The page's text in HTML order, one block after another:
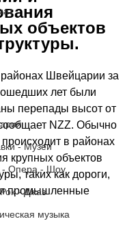
- Музеи
Опера - Шоу
- Джаз
музыка
объектов
Швейцарии за
лет были
перепады высот от
NZZ. Обычно
происходит в районах
крупных объектов
таких как дороги,
промышленные